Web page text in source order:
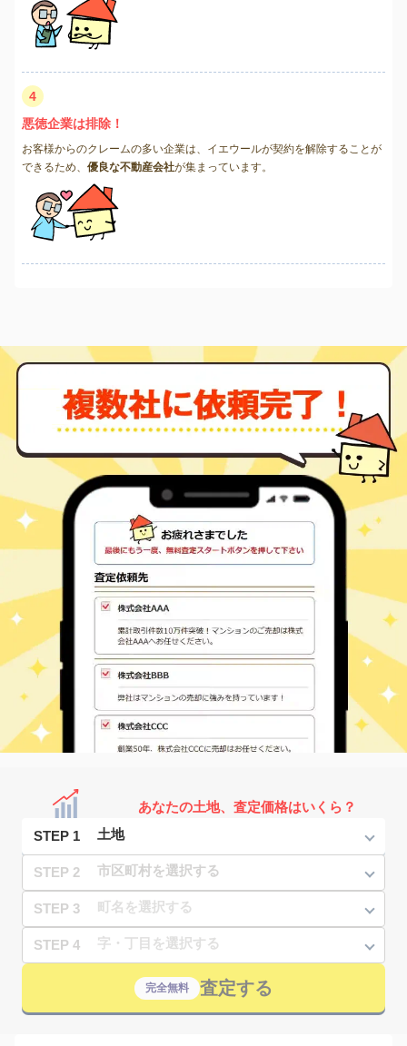
4
悪徳企業は排除！
お客様からのクレームの多い企業は、イエウールが契約を解除することが
できるため、 優良な不動産会社が集まっています。
あなたの土地、査定価格はいくら？
STEP 1
STEP 2
STEP 3
STEP 4
完全無料 査定する